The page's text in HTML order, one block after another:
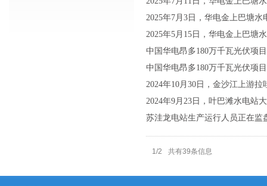
2025年7月3日，华电金上巴塘水
2025年5月15日，华电金上巴塘
中国华电昂多180万千瓦光伏项
中国华电昂多180万千瓦光伏项
2024年10月30日，金沙江上游
苏洼龙电站生产运行人员正在监
1/2 共有39条信息